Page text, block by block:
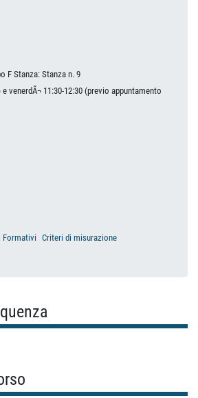
F Stanza: Stanza n. 9
e venerdÃ¬ 11:30-12:30 (previo appuntamento
Formativi Criteri di misurazione